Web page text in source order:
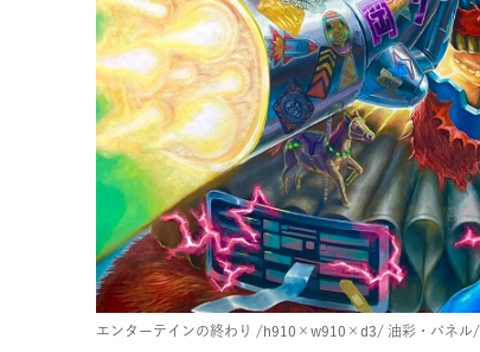
エンターテインの終わり /h910×w910×d3/ 油彩・パネル/